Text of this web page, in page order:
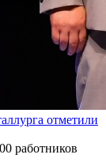
отметили
работников